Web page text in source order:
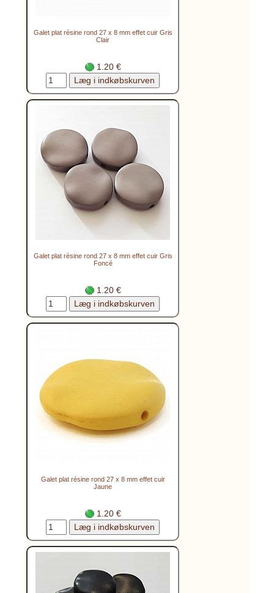
Galet plat résine rond 27 x 8 mm effet cuir Gris
Clair
1.20 €
Galet plat résine rond 27 x 8 mm effet cuir Gris
Foncé
1.20 €
Galet plat résine rond 27 x 8 mm effet cuir
Jaune
1.20 €